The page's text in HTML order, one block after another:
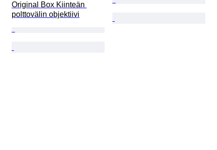
Original Box Kiinteän
polttovälin objektiivi